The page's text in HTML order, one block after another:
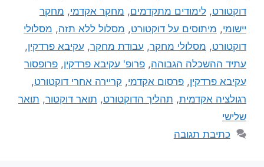
דוקטורט, לימודים מתקדמים, מחקר אקדמי, מחקר
יישומי, מיתוסים על דוקטורט, מסלול ללא תזה, מסלולי
דוקטורט, מסלולי מחקר, עבודת מחקר, עקיבא פרדקין,
עתיד ההשכלה הגבוהה, פרופ' עקיבא פרדקין, פרופסור
עקיבא פרדקין, פרסום אקדמי, קריירה אחרי דוקטורט,
רגולציה אקדמית, תהליך הדוקטורט, תואר דוקטור, תואר
שלישי
כתיבת תגובה